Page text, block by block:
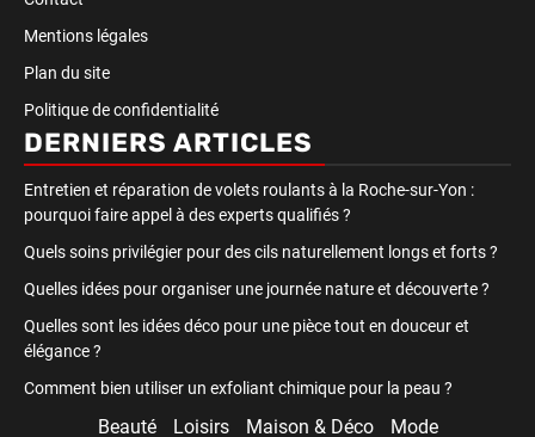
Mentions légales
Plan du site
Politique de confidentialité
DERNIERS ARTICLES
Entretien et réparation de volets roulants à la Roche-sur-Yon :
pourquoi faire appel à des experts qualifiés ?
Quels soins privilégier pour des cils naturellement longs et forts ?
Quelles idées pour organiser une journée nature et découverte ?
Quelles sont les idées déco pour une pièce tout en douceur et
élégance ?
Comment bien utiliser un exfoliant chimique pour la peau ?
Beauté Loisirs Maison & Déco Mode